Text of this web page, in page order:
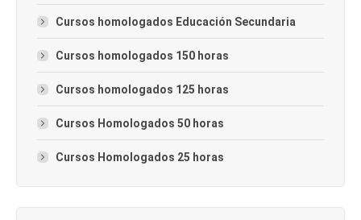
Cursos homologados Educación Secundaria
Cursos homologados 150 horas
Cursos homologados 125 horas
Cursos Homologados 50 horas
Cursos Homologados 25 horas